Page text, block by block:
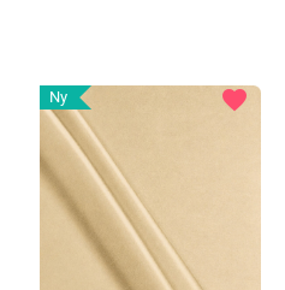
Ny favorite